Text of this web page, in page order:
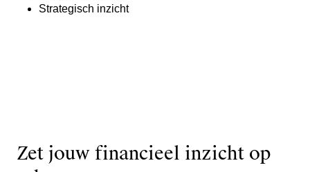
Strategisch inzicht
Zet jouw financieel inzicht op